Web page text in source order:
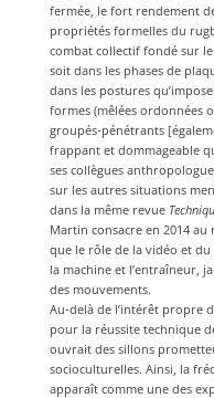
fermée, le fort rendement
propriétés formelles du
combat collectif fondé sur
soit dans les phases de
dans les postures
formes (mêlées ordonnées
groupés-pénétrants
frappant et dommageable
ses collègues
sur les autres situations
dans la même revue
Martin consacre en 2014
que le rôle de la vidéo et
la machine et l’entraîneur,
des mouvements.
Au-delà de l’intérêt propre
pour la réussite technique
ouvrait des sillons
socioculturelles. Ainsi, la
apparaît comme une des